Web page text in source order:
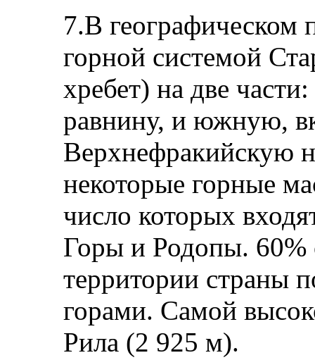
7.В географическом
горной системой
хребет) на две
равнину, и южную,
Верхнефракийскую
некоторые горные
число которых
Горы и Родопы.
территории страны
горами. Самой
Рила (2 925 м).